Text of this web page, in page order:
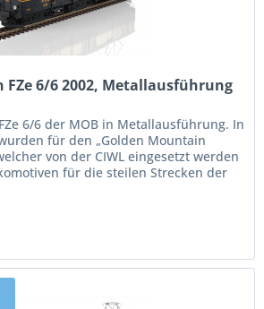
FZe 6/6 2002, Metallausführung
6/6 der MOB in Metallausführung. In
für den „Golden Mountain
von der CIWL eingesetzt werden
für die steilen Strecken der